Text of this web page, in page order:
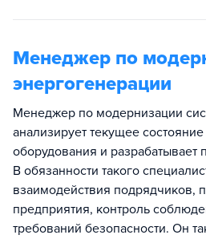
Менеджер по
энергогенерации
Менеджер по модернизации
анализирует текущее
оборудования и разрабатывает
В обязанности такого
взаимодействия подрядчиков,
предприятия, контроль
требований безопасности. Он